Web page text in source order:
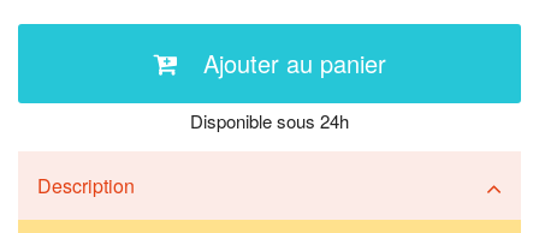
Ajouter au panier
Disponible sous 24h
Description